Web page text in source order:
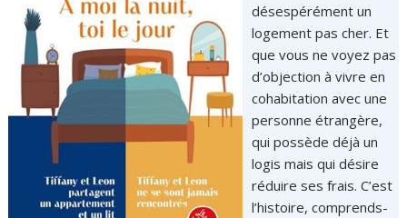
désespérément un
logement pas cher. Et
que vous ne voyez pas
d’objection à vivre en
cohabitation avec une
personne étrangère,
qui possède déjà un
logis mais qui désire
réduire ses frais. C’est
l’histoire, comprends-